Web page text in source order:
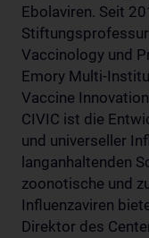
Ebolaviren. Seit
Vaccinology und
Emory Multi-
Vaccine
CIVIC ist die
und universeller
langanhaltenden
zoonotische und
Influenzaviren
Direktor des